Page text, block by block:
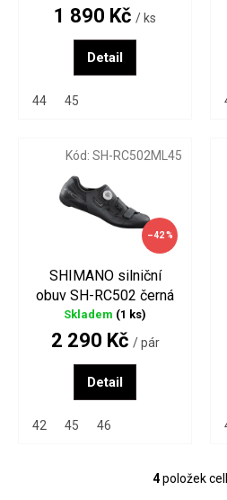
1 890 Kč / ks
Detail
44 45
–42 %
SHIMANO silniční
obuv SH-RC502 černá
Skladem (1 ks)
2 290 Kč / pár
Detail
42 45 46
Kód: SH-RC502ML45
O
4položek